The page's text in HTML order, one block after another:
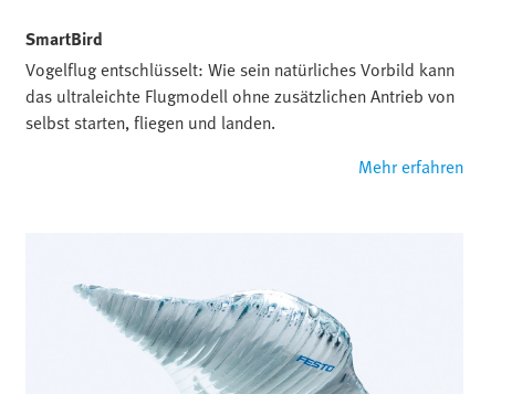
SmartBird
Vogelflug entschlüsselt: Wie sein natürliches Vorbild kann
das ultraleichte Flugmodell ohne zusätzlichen Antrieb von
selbst starten, fliegen und landen.
Mehr erfahren